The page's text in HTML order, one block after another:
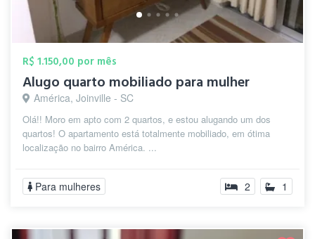
R$ 1.150,00 por mês
Alugo quarto mobiliado para mulher
América, Joinville - SC
Olá!! Moro em apto com 2 quartos, e estou alugando um dos
quartos! O apartamento está totalmente mobiliado, em ótima
localização no bairro América. ...
Para mulheres 2 1